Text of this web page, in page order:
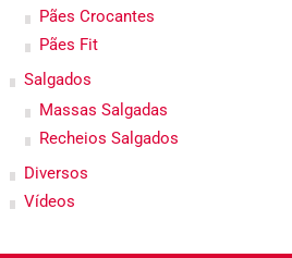
Pães Crocantes
Pães Fit
Salgados
Massas Salgadas
Recheios Salgados
Diversos
Vídeos